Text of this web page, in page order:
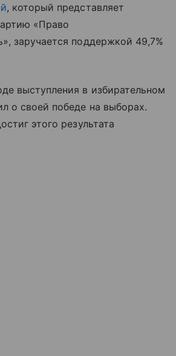
, который представляет
«Право
заручается поддержкой 49,7%
выступления в избирательном
о своей победе на выборах.
этого результата